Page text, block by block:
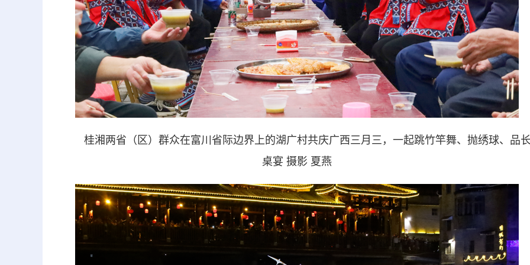
桂湘两省（区）群众在富川省际边界上的湖广村共庆广西三月三，一起跳竹竿舞、抛绣球、品
桌宴 摄影 夏燕